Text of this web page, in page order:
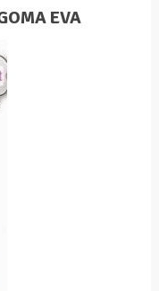
EVA